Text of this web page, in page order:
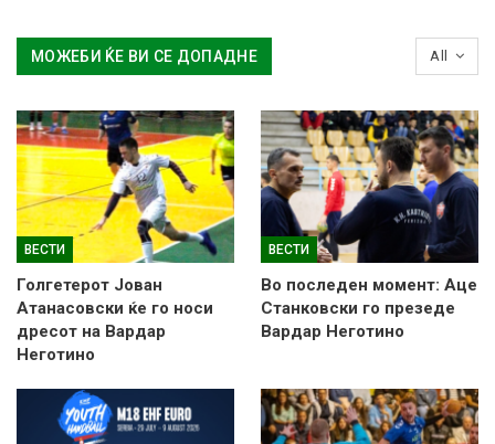
All
МОЖЕБИ ЌЕ ВИ СЕ ДОПАДНЕ
ВЕСТИ
Голгетерот Јован
Атанасовски ќе го носи
дресот на Вардар
Неготино
ВЕСТИ
Во последен момент: Аце
Станковски го презеде
Вардар Неготино